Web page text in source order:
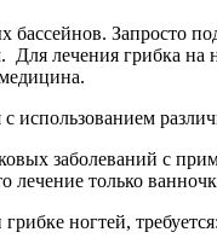
Запросто
лечения грибка на
использованием
заболеваний с
только
ногтей, требуется: